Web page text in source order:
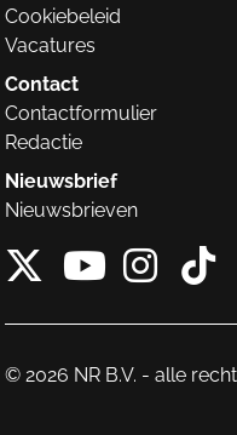
Cookiebeleid
Vacatures
Contact
Contactformulier
Redactie
Nieuwsbrief
Nieuwsbrieven
X van
© 2026 NR B.V. - alle